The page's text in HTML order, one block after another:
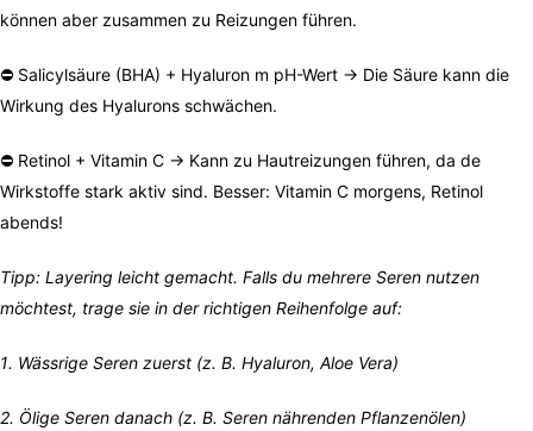
können aber zusammen zu Reizungen führen.
⛔ Salicylsäure (BHA) + Hyaluron m pH-Wert → Die Säure kann die
Wirkung des Hyalurons schwächen.
⛔ Retinol + Vitamin C → Kann zu Hautreizungen führen, da de
Wirkstoffe stark aktiv sind. Besser: Vitamin C morgens, Retinol
abends!
Tipp: Layering leicht gemacht. Falls du mehrere Seren nutzen
möchtest, trage sie in der richtigen Reihenfolge auf:
1️. Wässrige Seren zuerst (z. B. Hyaluron, Aloe Vera)
2️. Ölige Seren danach (z. B. Seren nährenden Pflanzenölen)